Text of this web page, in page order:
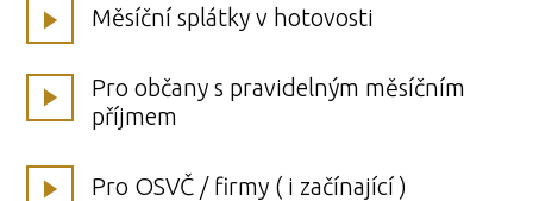
Měsíční splátky v hotovosti
Pro občany s pravidelným měsíčním
příjmem
Pro OSVČ / firmy ( i začínající )